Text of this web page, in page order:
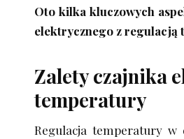
Oto kilka kluczowych
elektrycznego z regulacją
Zalety czajnika
temperatury
Regulacja temperatury